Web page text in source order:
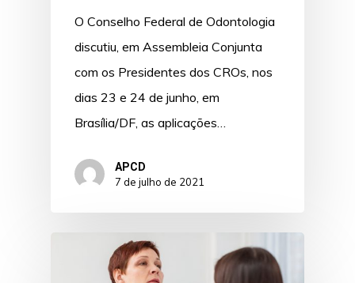
O Conselho Federal de Odontologia
discutiu, em Assembleia Conjunta
com os Presidentes dos CROs, nos
dias 23 e 24 de junho, em
Brasília/DF, as aplicações…
APCD
7 de julho de 2021